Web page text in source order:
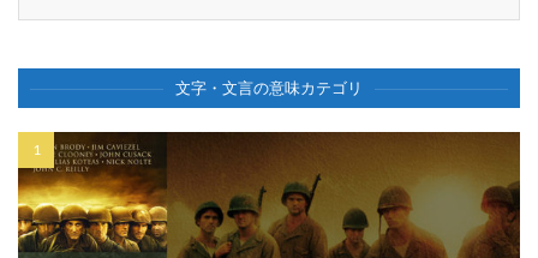
文字・文言の意味カテゴリ